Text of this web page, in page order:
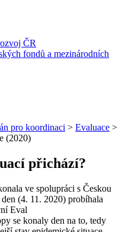
ČR
fondů a mezinárodních
pro koordinaci > Evaluace >
(2020)
přichází?
ve spolupráci s Českou
(4. 11. 2020) probíhala
Eval
se konaly den na to, tedy